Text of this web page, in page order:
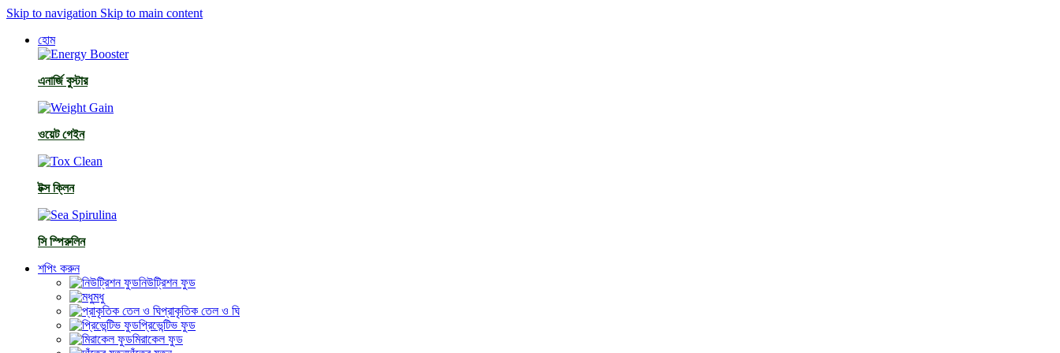
Skip to navigation Skip to main content
হোম
এনার্জি বুস্টার
ওয়েট গেইন
টক্স ক্লিন
সি স্পিরুলিন
শপিং করুন
নিউট্রিশন ফুড
মধু
প্রাকৃতিক তেল ও ঘি
প্রিভেন্টিভ ফুড
মিরাকেল ফুড